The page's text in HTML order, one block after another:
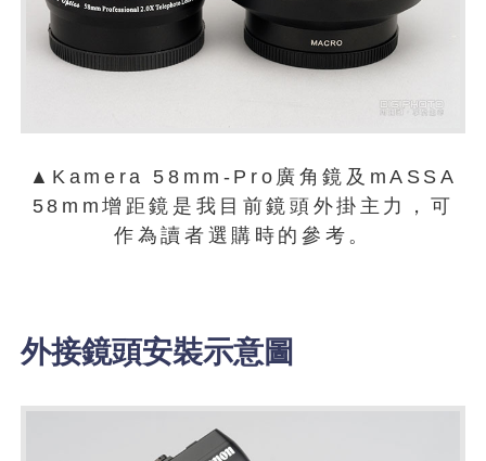
▲Kamera 58mm-Pro廣角鏡及mASSA
58mm增距鏡是我目前鏡頭外掛主力，可
作為讀者選購時的參考。
外接鏡頭安裝示意圖